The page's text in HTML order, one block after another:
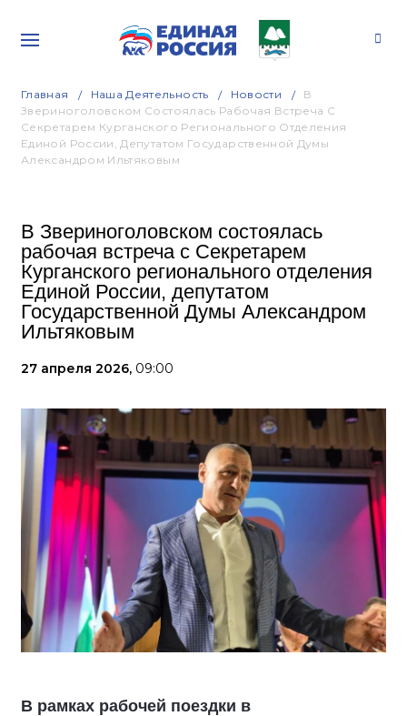
Главная Наша Деятельность Новости
В
Звериноголовском Состоялась Рабочая Встреча С
Секретарем Курганского Регионального Отделения
Единой России, Депутатом Государственной Думы
Александром Ильтяковым
В Звериноголовском состоялась
рабочая встреча с Секретарем
Курганского регионального отделения
Единой России, депутатом
Государственной Думы Александром
Ильтяковым
27 апреля 2026, 09:00
В рамках рабочей поездки в